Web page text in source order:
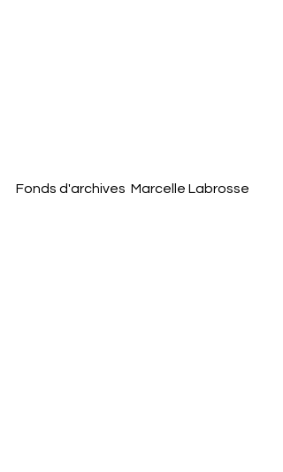
Fonds d'archives  Marcelle Labrosse